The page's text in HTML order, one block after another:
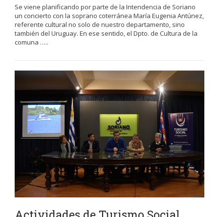
Se viene planificando por parte de la Intendencia de Soriano
un concierto con la soprano coterránea María Eugenia Antúnez,
referente cultural no solo de nuestro departamento, sino
también del Uruguay. En ese sentido, el Dpto. de Cultura de la
comuna …..